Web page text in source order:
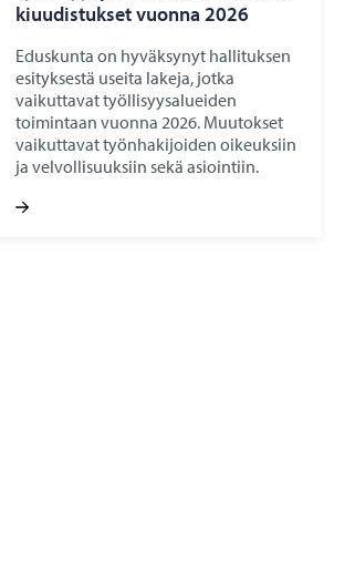
ki­uu­dis­tuk­set vuon­na 2026
Eduskunta on hyväksynyt hallituksen
esityksestä useita lakeja, jotka
vaikuttavat työllisyysalueiden
toimintaan vuonna 2026. Muutokset
vaikuttavat työnhakijoiden oikeuksiin
ja velvollisuuksiin sekä asiointiin.